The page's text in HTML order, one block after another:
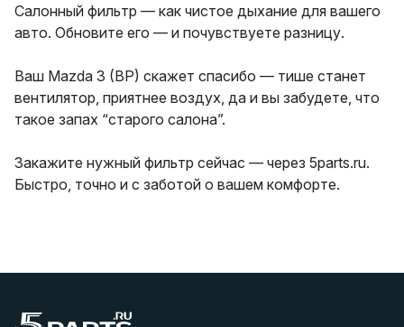
Салонный фильтр — как чистое дыхание для вашего
авто. Обновите его — и почувствуете разницу.
Ваш Mazda 3 (BP) скажет спасибо — тише станет
вентилятор, приятнее воздух, да и вы забудете, что
такое запах “старого салона”.
Закажите нужный фильтр сейчас — через 5parts.ru.
Быстро, точно и с заботой о вашем комфорте.